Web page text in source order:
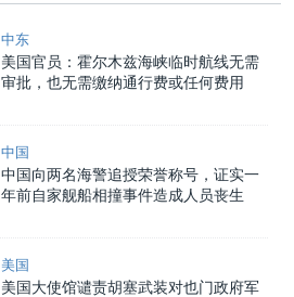
中东
美国官员：霍尔木兹海峡临时航线无需
审批，也无需缴纳通行费或任何费用
中国
中国向两名海警追授荣誉称号，证实一
年前自家舰船相撞事件造成人员丧生
美国
美国大使馆谴责胡塞武装对也门政府军